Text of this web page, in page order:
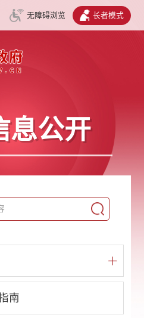
无障碍浏览 长者模式
息公开
南